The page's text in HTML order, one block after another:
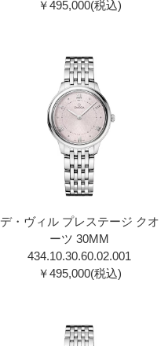
￥495,000(税込)
デ・ヴィル プレステージ クオ
ーツ 30MM
434.10.30.60.02.001
￥495,000(税込)